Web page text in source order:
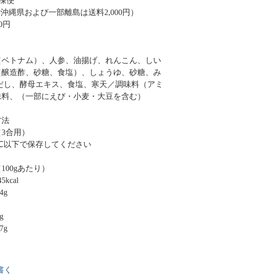
縄県および一部離島は送料2,000円）
トナム）、人参、油揚げ、れんこん、しい
造酢、砂糖、食塩）、しょうゆ、砂糖、み
し、酵母エキス、食塩、寒天／調味料（アミ
、（一部にえび・小麦・大豆を含む）
法
合用）
下で保存してください
あたり）
く